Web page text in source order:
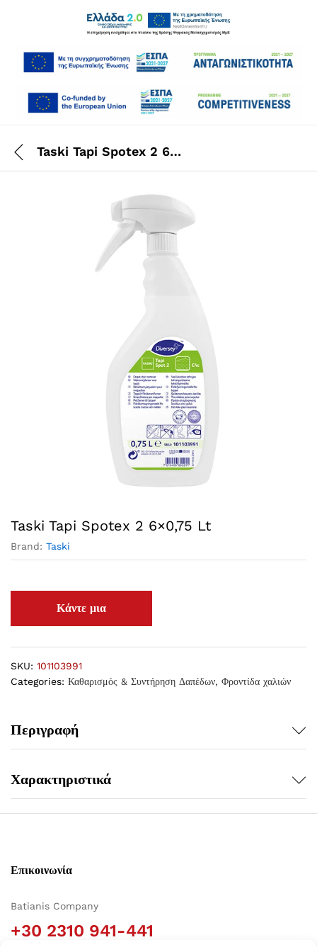
Taski Tapi Spotex 2 6×0,75 Lt
Taski Tapi Spotex 2 6×0,75 Lt
Brand: Taski
SKU: 101103991
Categories: Καθαρισμός & Συντήρηση Δαπέδων, Φροντίδα χαλιών
Περιγραφή
Χαρακτηριστικά
Επικοινωνία
Batianis Company
+30 2310 941-441